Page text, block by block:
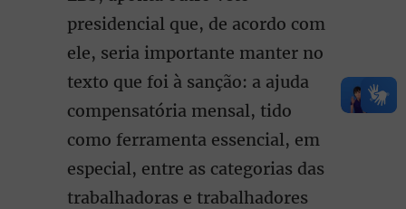
presidencial que, de acordo com
ele, seria importante manter no
texto que foi à sanção: a ajuda
compensatória mensal, tido
como ferramenta essencial, em
especial, entre as categorias das
trabalhadoras e trabalhadores